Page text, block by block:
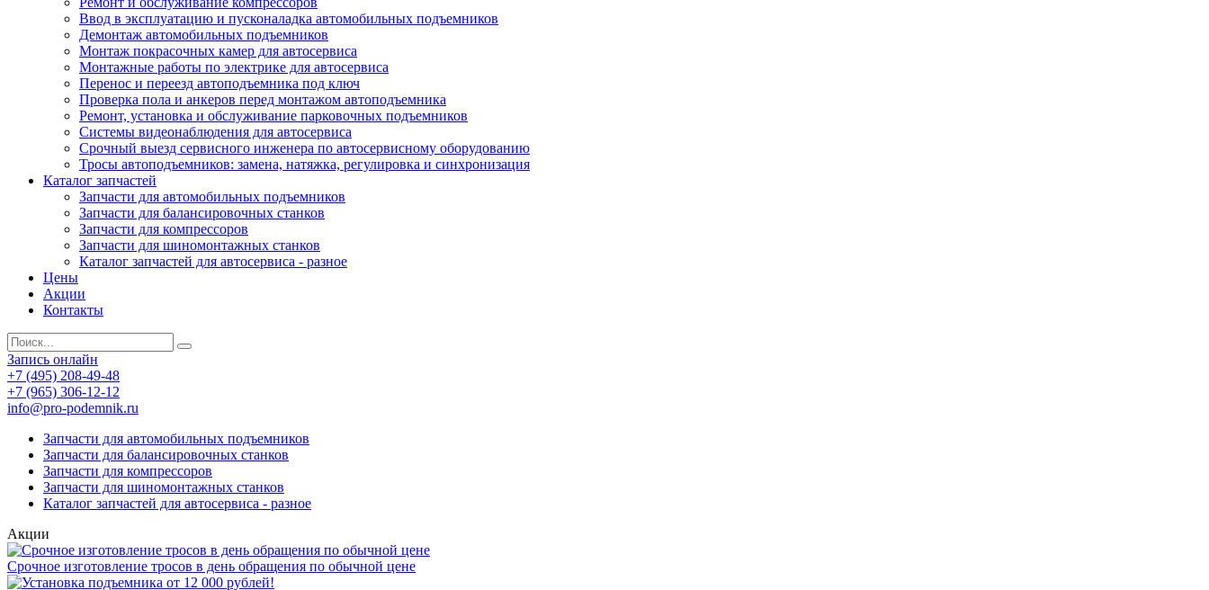
Ввод в эксплуатацию и пусконаладка автомобильных подъемников
Демонтаж автомобильных подъемников
Монтаж покрасочных камер для автосервиса
Монтажные работы по электрике для автосервиса
Перенос и переезд автоподъемника под ключ
Проверка пола и анкеров перед монтажом автоподъемника
Ремонт, установка и обслуживание парковочных подъемников
Системы видеонаблюдения для автосервиса
Срочный выезд сервисного инженера по автосервисному оборудованию
Тросы автоподъемников: замена, натяжка, регулировка и синхронизация
Каталог запчастей
Запчасти для автомобильных подъемников
Запчасти для балансировочных станков
Запчасти для компрессоров
Запчасти для шиномонтажных станков
Каталог запчастей для автосервиса - разное
Цены
Акции
Контакты
Запись онлайн
+7 (495) 208-49-48
+7 (965) 306-12-12
info@pro-podemnik.ru
Запчасти для автомобильных подъемников
Запчасти для балансировочных станков
Запчасти для компрессоров
Запчасти для шиномонтажных станков
Каталог запчастей для автосервиса - разное
Акции
Срочное изготовление тросов в день обращения по обычной цене